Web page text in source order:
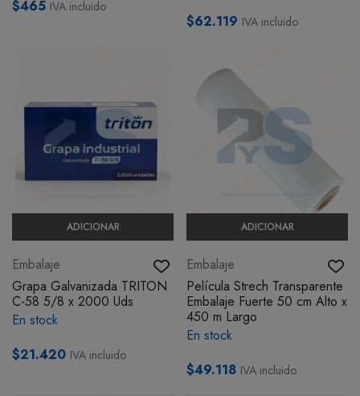
$465 IVA incluido
$62.119 IVA incluido
ADICIONAR
Embalaje
Grapa Galvanizada TRITON
C-58 5/8 x 2000 Uds
En stock
$21.420 IVA incluido
ADICIONAR
Embalaje
Película Strech Transparente
Embalaje Fuerte 50 cm Alto x
450 m Largo
En stock
$49.118 IVA incluido